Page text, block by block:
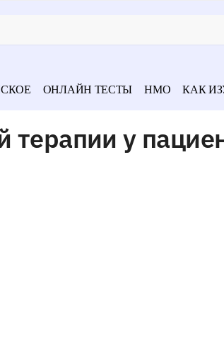
ОНЛАЙН ТЕСТЫ НМО КАК
терапии у